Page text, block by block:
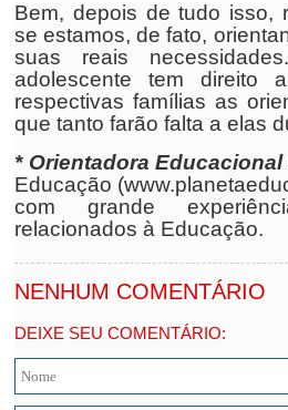
Bem, depois de tudo isso,
se estamos, de fato,
suas reais
adolescente tem direito
respectivas famílias as
que tanto farão falta a elas
* Orientadora Educacional
Educação
com grande
relacionados à Educação.
NENHUM COMENTÁRIO
DEIXE SEU COMENTÁRIO: